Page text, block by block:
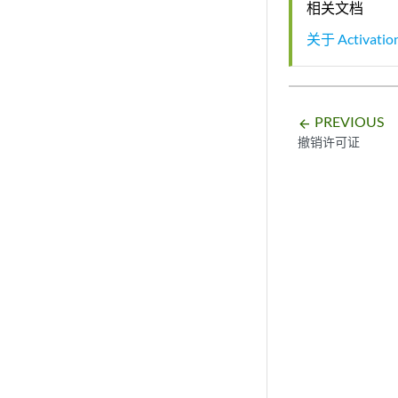
相关文档
关于
arrow_backward PREVIOUS
撤销许可证